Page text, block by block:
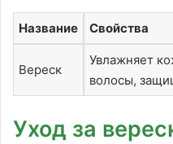
Название Свойства
Вереск
Увлажняет
волосы,
Уход за